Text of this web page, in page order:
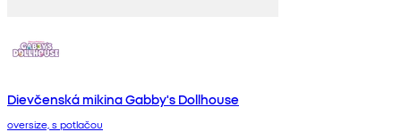
Dievčenská mikina Gabby's Dollhouse
oversize, s potlačou